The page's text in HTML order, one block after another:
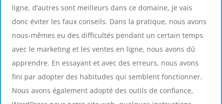
ligne, d’autres sont meilleurs dans ce domaine, je vais
donc éviter les faux conseils. Dans la pratique, nous avons
nous-mêmes eu des difficultés pendant un certain temps
avec le marketing et les ventes en ligne, nous avons dû
apprendre. En essayant et avec des erreurs, nous avons
fini par adopter des habitudes qui semblent fonctionner.
Nous avons également adopté des outils de confiance,